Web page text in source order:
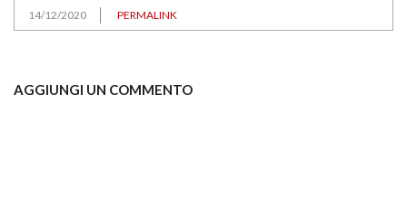
14/12/2020 PERMALINK
AGGIUNGI UN COMMENTO